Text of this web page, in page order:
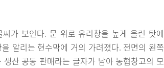
가 보인다. 문 위로 유리창을 높게 올린 탓에
을 알리는 현수막에 거의 가려졌다. 전면의 왼쪽
산 공동 판매라는 글자가 남아 농협창고의 모